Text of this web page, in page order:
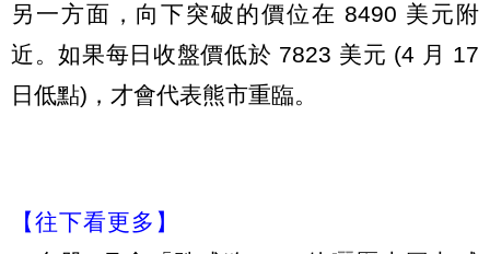
另一方面，向下突破的價位在 8490 美元附
近。如果每日收盤價低於 7823 美元 (4 月 17
日低點)，才會代表熊市重臨。
【往下看更多】